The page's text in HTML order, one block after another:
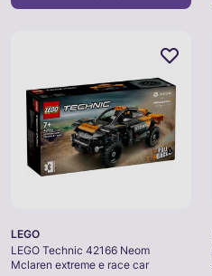
LEGO
LEGO Technic 42166 Neom
Mclaren extreme e race car